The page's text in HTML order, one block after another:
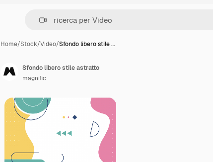
Home/Stock/Video/Sfondo libero stile …
Sfondo libero stile astratto
magnific